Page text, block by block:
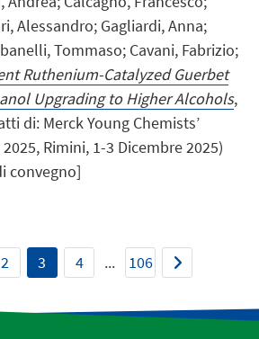
Alessandro; Gagliardi, Anna;
Tommaso; Cavani, Fabrizio;
Ruthenium-Catalyzed Guerbet
Upgrading to Higher Alcohols,
di: Merck Young Chemists’
Rimini, 1-3 Dicembre 2025)
convegno]
2 3 4 ... 106